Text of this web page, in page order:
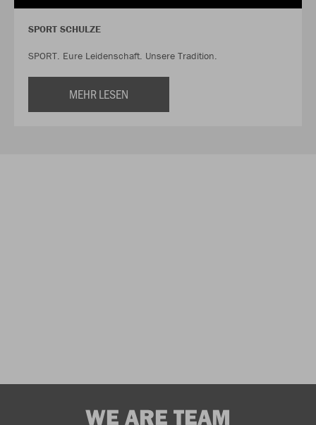
SPORT SCHULZE
SPORT. Eure Leidenschaft. Unsere Tradition.
MEHR LESEN
WE ARE TEAM